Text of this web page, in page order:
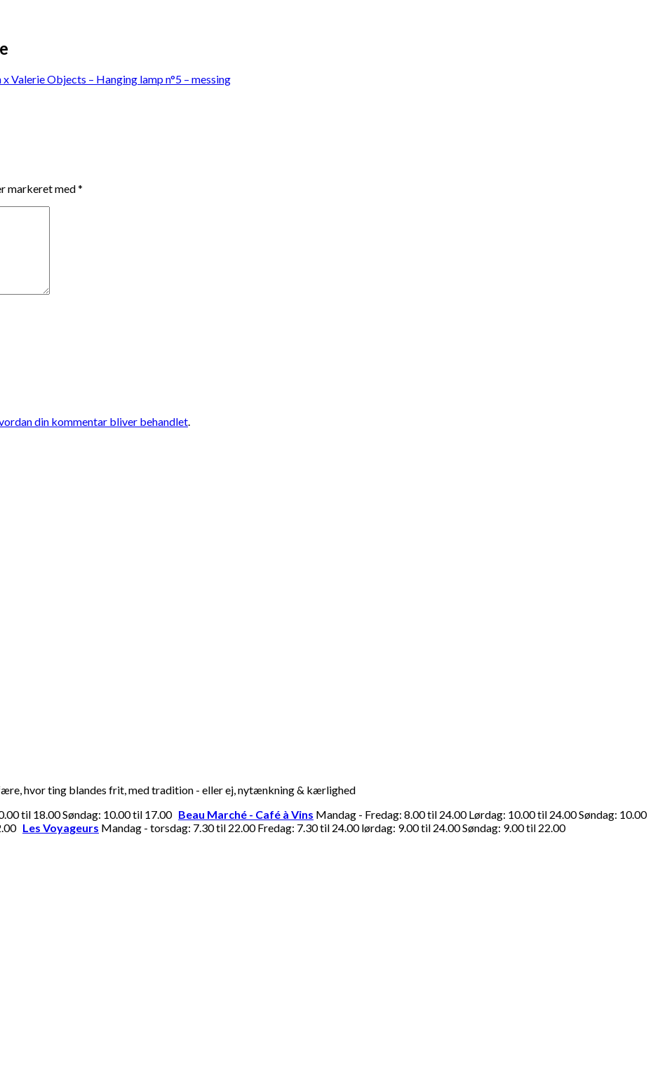
x Valerie Objects – Hanging lamp n°5 – messing
markeret med*
din kommentar bliver behandlet.
hvor ting blandes frit, med tradition - eller ej, nytænkning & kærlighed
til 18.00 Søndag: 10.00 til 17.00 Beau Marché - Café à Vins Mandag - Fredag: 8.00 til 24.00 Lørdag: 10.00 til 24.00 Søndag: 10.00
Les Voyageurs Mandag - torsdag: 7.30 til 22.00 Fredag: 7.30 til 24.00 lørdag: 9.00 til 24.00 Søndag: 9.00 til 22.00